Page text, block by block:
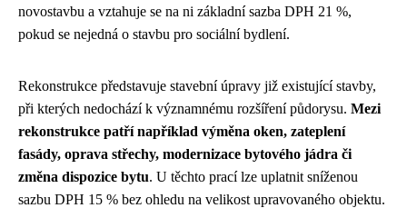
novostavbu a vztahuje se na ni základní sazba DPH 21 %,
pokud se nejedná o stavbu pro sociální bydlení.
Rekonstrukce představuje stavební úpravy již existující stavby,
při kterých nedochází k významnému rozšíření půdorysu. Mezi
rekonstrukce patří například výměna oken, zateplení
fasády, oprava střechy, modernizace bytového jádra či
změna dispozice bytu. U těchto prací lze uplatnit sníženou
sazbu DPH 15 % bez ohledu na velikost upravovaného objektu.